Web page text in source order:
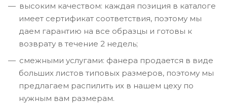
высоким качеством: каждая позиция в каталоге
имеет сертификат соответствия, поэтому мы
даем гарантию на все образцы и готовы к
возврату в течение 2 недель;
смежными услугами: фанера продается в виде
больших листов типовых размеров, поэтому мы
предлагаем распилить их в нашем цеху по
нужным вам размерам.